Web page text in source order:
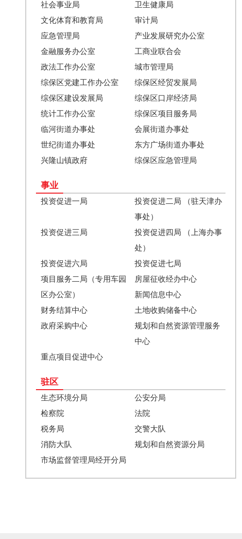
社会事业局
卫生健康局
文化体育和教育局
审计局
应急管理局
产业发展研究办公室
金融服务办公室
工商业联合会
政法工作办公室
城市管理局
综保区党建工作办公室
综保区经贸发展局
综保区建设发展局
综保区口岸经济局
统计工作办公室
综保区项目服务局
临河街道办事处
会展街道办事处
世纪街道办事处
东方广场街道办事处
兴隆山镇政府
综保区应急管理局
事业
投资促进一局
投资促进二局 （驻天津办
事处）
投资促进三局
投资促进四局 （上海办事
处）
投资促进六局
投资促进七局
项目服务二局（专用车园
区办公室）
房屋征收经办中心
新闻信息中心
财务结算中心
土地收购储备中心
政府采购中心
规划和自然资源管理服务
中心
重点项目促进中心
驻区
生态环境分局
公安分局
检察院
法院
税务局
交警大队
消防大队
规划和自然资源分局
市场监督管理局经开分局